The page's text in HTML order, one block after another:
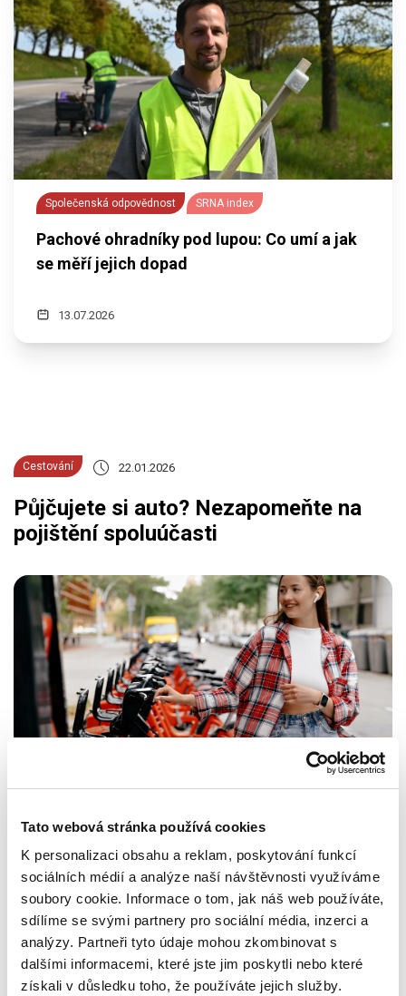
Tato webová stránka používá cookies
K personalizaci obsahu a reklam, poskytování funkcí
sociálních médií a analýze naší návštěvnosti využíváme
soubory cookie. Informace o tom, jak náš web používáte,
sdílíme se svými partnery pro sociální média, inzerci a
analýzy. Partneři tyto údaje mohou zkombinovat s
dalšími informacemi, které jste jim poskytli nebo které
získali v důsledku toho, že používáte jejich služby.
Společenská odpovědnost SRNA index
Pachové ohradníky pod lupou: Co umí a jak
se měří jejich dopad
13.07.2026
Cestování 22.01.2026
Půjčujete si auto? Nezapomeňte na
pojištění spoluúčasti
Představte si, že vyrazíte na dovolenou třeba do Řecka av
korun. Stačí ale chvilka nepozornosti na úzké cestě a vůz
neúmyslněodřete. I když má půjčovna auto havarijně
pojištěné, bude po vásvyžadovat úhraduspoluúčasti,
která může být citelná.
Právě tady přichází na scénu pojištění spoluúčasti
. Funguje
jako vaše finanční pojistka pro případ, že se něcopokazí